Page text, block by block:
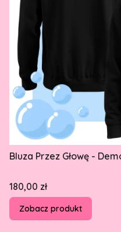
Bluza Przez Głowę -
Cena
180,00 zł
Zobacz produkt